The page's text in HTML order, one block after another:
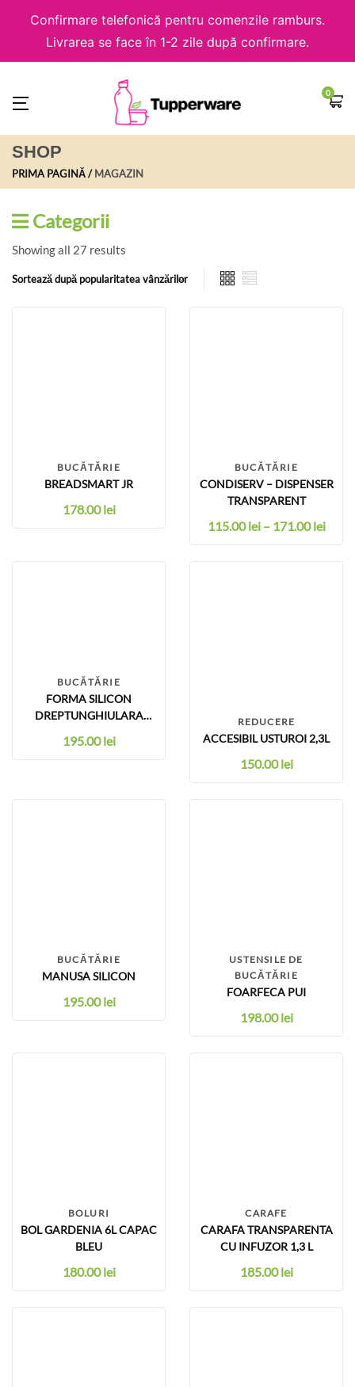
Confirmare telefonică pentru comenzile ramburs.
Livrarea se face în 1-2 zile după confirmare.
0
SHOP
PRIMA PAGINĂ MAGAZIN
Categorii
Showing all 27 results
BUCĂTĂRIE
BREADSMART JR
178.00lei
BUCĂTĂRIE
CONDISERV – DISPENSER
TRANSPARENT
115.00lei – 171.00lei
BUCĂTĂRIE
FORMA SILICON
DREPTUNGHIULARA
195.00lei
REDUCERE
ACCESIBIL USTUROI 2,3L
150.00lei
BUCĂTĂRIE
MANUSA SILICON
195.00lei
USTENSILE DE
BUCĂTĂRIE
FOARFECA PUI
198.00lei
BOLURI
BOL GARDENIA 6L CAPAC
BLEU
180.00lei
CARAFE
CARAFA TRANSPARENTA
CU INFUZOR 1,3 L
185.00lei